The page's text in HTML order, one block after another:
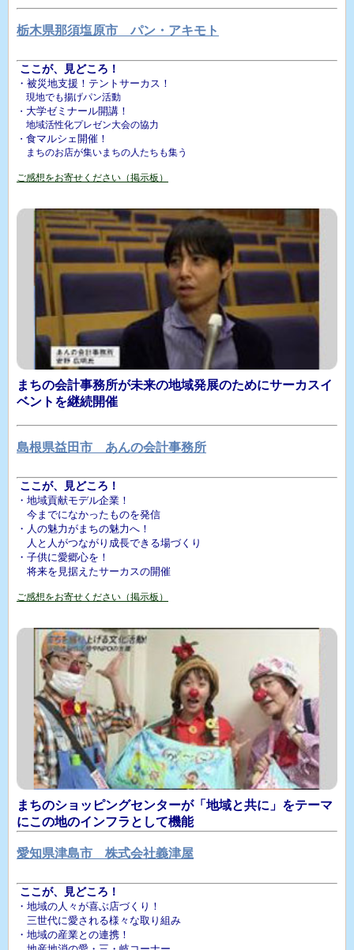
栃木県那須塩原市 パン・アキモト
ここが、見どころ！
・被災地支援！テントサーカス！
現地でも揚げパン活動
・ 大学ゼミナール開講！
地域活性化プレゼン大会の協力
・ 食マルシェ開催！
まちのお店が集いまちの人たちも集う
ご感想をお寄せください（掲示板）
まちの会計事務所が未来の地域発展のためにサーカスイ
ベントを継続開催
島根県益田市 あんの会計事務所
ここが、見どころ！
・地域貢献モデル企業！
今までになかったものを発信
・人の魅力がまちの魅力へ！
人と人がつながり成長できる場づくり
・子供に愛郷心を！
将来を見据えたサーカスの開催
ご感想をお寄せください（掲示板）
まちのショッピングセンターが「地域と共に」をテーマ
にこの地のインフラとして機能
愛知県津島市 株式会社義津屋
ここが、見どころ！
・地域の人々が喜ぶ店づくり！
三世代に愛される様々な取り組み
・地域の産業との連携！